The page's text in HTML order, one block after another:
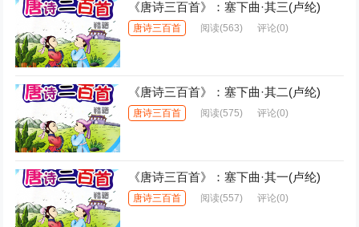
《唐诗三百首》：塞下曲·其三(卢纶)
唐诗三百首 阅读(563) 评论(0)
《唐诗三百首》：塞下曲·其二(卢纶)
唐诗三百首 阅读(575) 评论(0)
《唐诗三百首》：塞下曲·其一(卢纶)
唐诗三百首 阅读(557) 评论(0)